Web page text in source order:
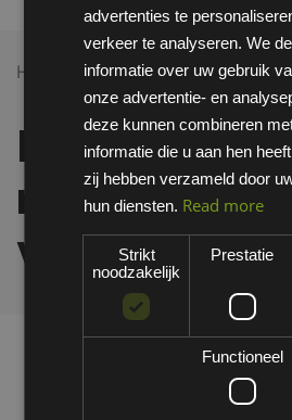
Home >All Products
MSA draagtas t.b.v.
MSA
miniSCAPE
advertenties te
verkeer te analyseren. We
informatie over uw gebruik
onze advertentie- en
deze kunnen combineren
informatie die u aan hen
zij hebben verzameld door
hun diensten. Read more
Strikt
noodzakelijk
Prestatie
Functioneel